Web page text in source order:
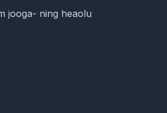
jooga- ning heaolu